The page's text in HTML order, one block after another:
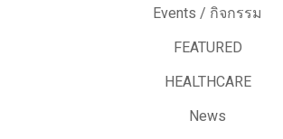
Events / กิจกรรม
FEATURED
HEALTHCARE
News